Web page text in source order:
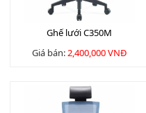
Ghế lưới C350M
Giá bán:2,400,000 VNĐ